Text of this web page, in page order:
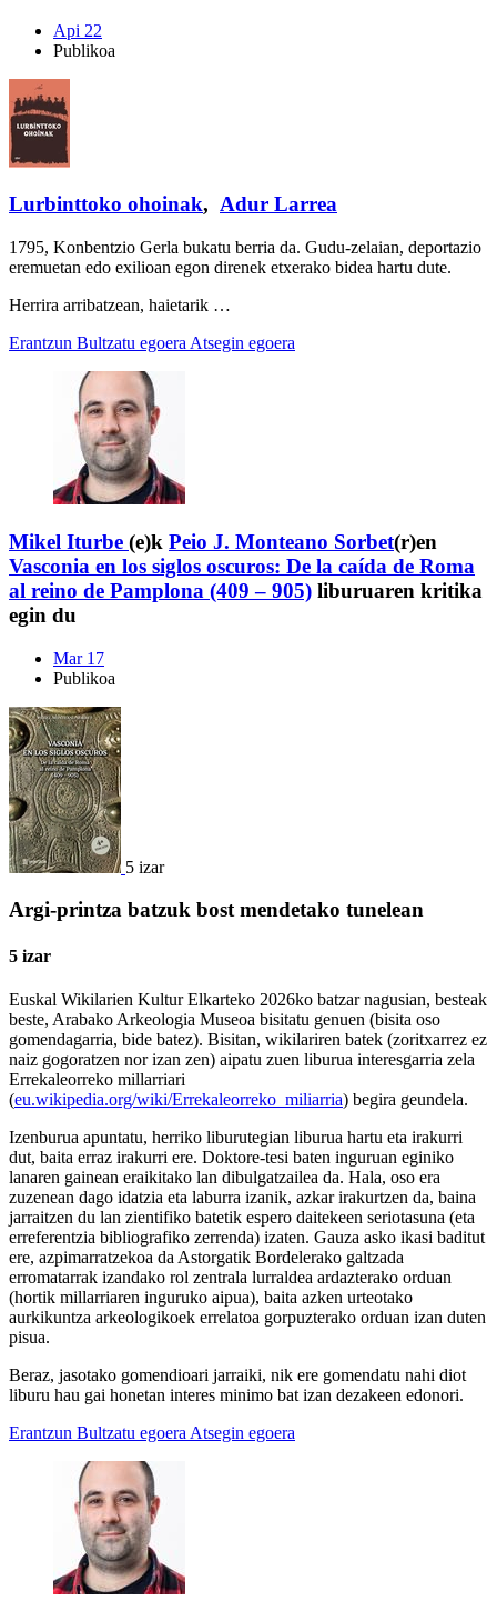
Api 22
Publikoa
Lurbinttoko ohoinak, Adur Larrea
1795, Konbentzio Gerla bukatu berria da. Gudu-zelaian, deportazio
eremuetan edo exilioan egon direnek etxerako bidea hartu dute.
Herrira arribatzean, haietarik …
Erantzun Bultzatu egoera Atsegin egoera
Mikel Iturbe (e)k Peio J. Monteano Sorbet(r)en
Vasconia en los siglos oscuros: De la caída de Roma
al reino de Pamplona (409 – 905) liburuaren kritika
egin du
Mar 17
Publikoa
5 izar
Argi-printza batzuk bost mendetako tunelean
5 izar
Euskal Wikilarien Kultur Elkarteko 2026ko batzar nagusian, besteak
beste, Arabako Arkeologia Museoa bisitatu genuen (bisita oso
gomendagarria, bide batez). Bisitan, wikilariren batek (zoritxarrez ez
naiz gogoratzen nor izan zen) aipatu zuen liburua interesgarria zela
Errekaleorreko millarriari
(eu.wikipedia.org/wiki/Errekaleorreko_miliarria) begira geundela.
Izenburua apuntatu, herriko liburutegian liburua hartu eta irakurri
dut, baita erraz irakurri ere. Doktore-tesi baten inguruan eginiko
lanaren gainean eraikitako lan dibulgatzailea da. Hala, oso era
zuzenean dago idatzia eta laburra izanik, azkar irakurtzen da, baina
jarraitzen du lan zientifiko batetik espero daitekeen seriotasuna (eta
erreferentzia bibliografiko zerrenda) izaten. Gauza asko ikasi baditut
ere, azpimarratzekoa da Astorgatik Bordelerako galtzada
erromatarrak izandako rol zentrala lurraldea ardazterako orduan
(hortik millarriaren inguruko aipua), baita azken urteotako
aurkikuntza arkeologikoek errelatoa gorpuzterako orduan izan duten
pisua.
Beraz, jasotako gomendioari jarraiki, nik ere gomendatu nahi diot
liburu hau gai honetan interes minimo bat izan dezakeen edonori.
Erantzun Bultzatu egoera Atsegin egoera